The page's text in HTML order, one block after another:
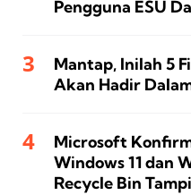
Pengguna ESU
Mantap, Inilah 5
Akan Hadir
Microsoft
Windows 11 dan
Recycle Bin